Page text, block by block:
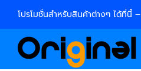
content
โปรโมชั่นสำหรับสินค้าต่างๆ ได้ที่นี้ –